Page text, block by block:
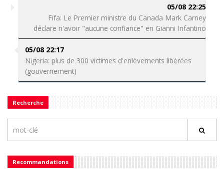
05/08 22:25
Fifa: Le Premier ministre du Canada Mark Carney
déclare n'avoir "aucune confiance" en Gianni Infantino
05/08 22:17
Nigeria: plus de 300 victimes d'enlèvements libérées
(gouvernement)
Recherche
Recommandations